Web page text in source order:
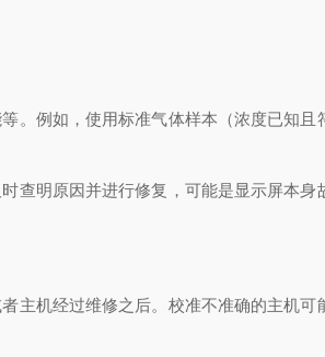
。例如，使用标准气体样本（浓度已知且
查明原因并进行修复，可能是显示屏本身
主机经过维修之后。校准不准确的主机可